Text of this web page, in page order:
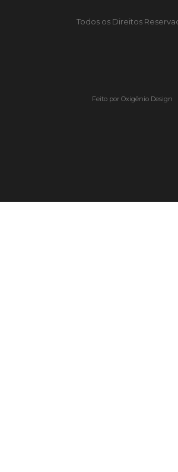
Todos os Direitos
Feito por Oxigênio Design